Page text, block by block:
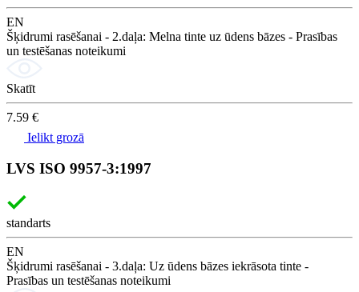
EN
Šķidrumi rasēšanai - 2.daļa: Melna tinte uz ūdens bāzes - Prasības
un testēšanas noteikumi
Skatīt
7.59 €
Ielikt grozā
LVS ISO 9957-3:1997
standarts
EN
Šķidrumi rasēšanai - 3.daļa: Uz ūdens bāzes iekrāsota tinte -
Prasības un testēšanas noteikumi